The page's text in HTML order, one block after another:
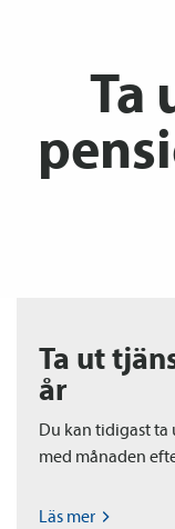
Ta
Ta ut
år
Du kan tidigast ta
med månaden
Läs mer